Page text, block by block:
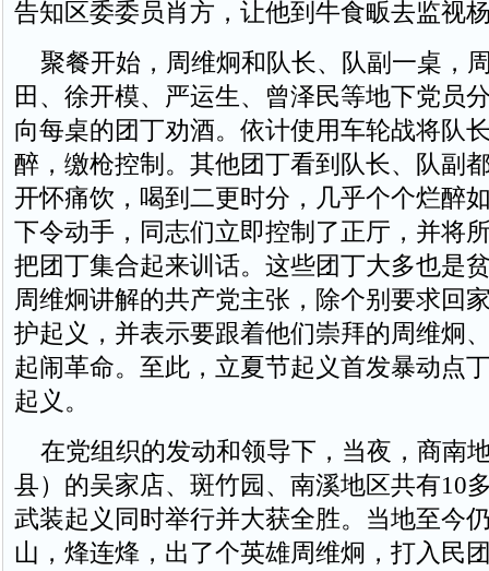
告知区委委员肖方，让他到牛食畈去监视
聚餐开始，周维炯和队长、队副一桌，
田、徐开模、严运生、曾泽民等地下党员
向每桌的团丁劝酒。依计使用车轮战将队
醉，缴枪控制。其他团丁看到队长、队副
开怀痛饮，喝到二更时分，几乎个个烂醉
下令动手，同志们立即控制了正厅，并将
把团丁集合起来训话。这些团丁大多也是
周维炯讲解的共产党主张，除个别要求回
护起义，并表示要跟着他们崇拜的周维炯
起闹革命。至此，立夏节起义首发暴动点
起义。
在党组织的发动和领导下，当夜，商南
县）的吴家店、斑竹园、南溪地区共有10
武装起义同时举行并大获全胜。当地至今
山，烽连烽，出了个英雄周维炯，打入民